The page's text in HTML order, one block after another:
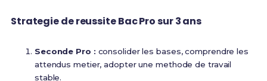
Strategie de reussite Bac Pro sur 3 ans
Seconde Pro : consolider les bases, comprendre les
attendus metier, adopter une methode de travail
stable.